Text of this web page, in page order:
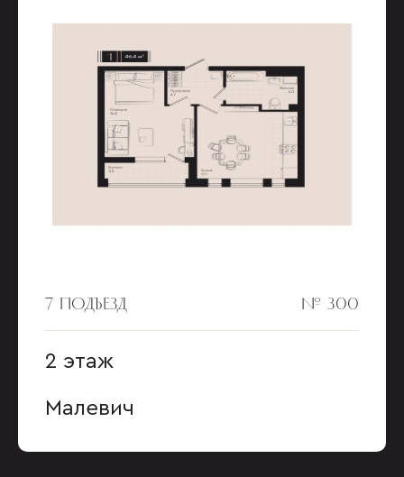
7 ПОДЪЕЗД № 300
2 этаж
Малевич